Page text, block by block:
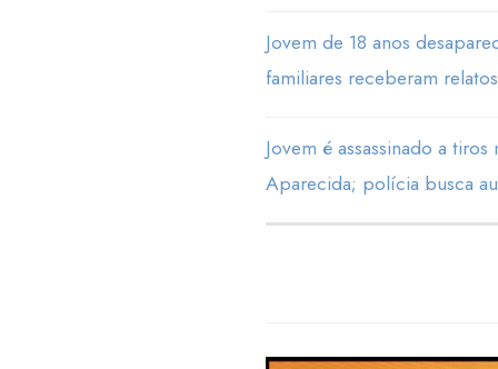
Jovem de 18 anos
familiares receberam
Jovem é assassinado a
Aparecida; polícia busca